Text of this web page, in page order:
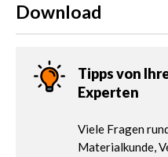
Download
Tipps von
Experten
Viele Fragen
Materialkunde,